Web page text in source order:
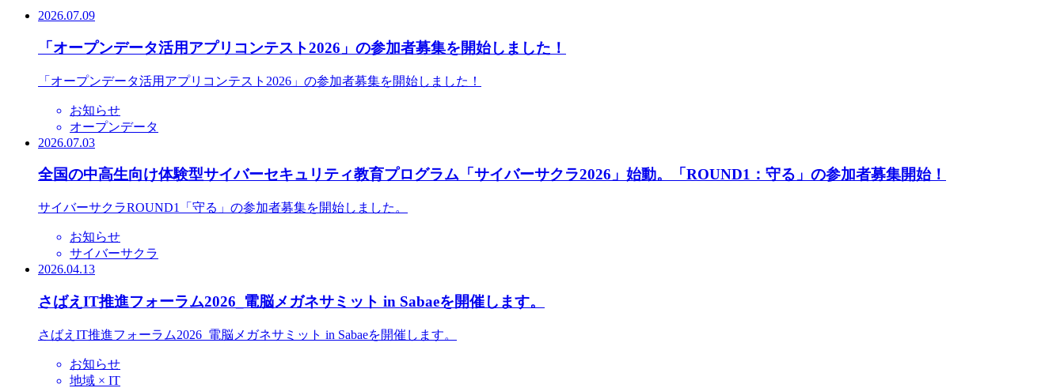
2026.07.09
「オープンデータ活用アプリコンテスト2026」の参加者募集を開始しました！
「オープンデータ活用アプリコンテスト2026」の参加者募集を開始しました！
お知らせ
オープンデータ
2026.07.03
全国の中高生向け体験型サイバーセキュリティ教育プログラム「サイバーサクラ2026」始動。「ROUND1：守る」の参加者募集開始！
サイバーサクラROUND1「守る」の参加者募集を開始しました。
お知らせ
サイバーサクラ
2026.04.13
さばえIT推進フォーラム2026_電脳メガネサミット in Sabaeを開催します。
さばえIT推進フォーラム2026_電脳メガネサミット in Sabaeを開催します。
お知らせ
地域 × IT